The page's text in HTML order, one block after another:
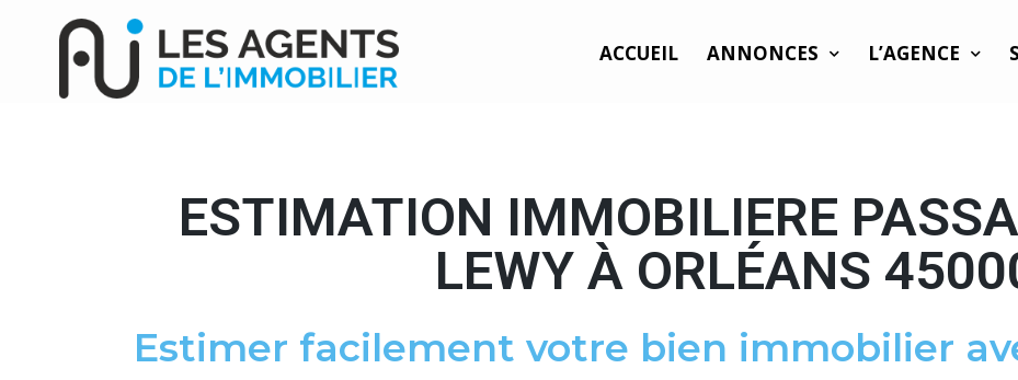
ACCUEIL ANNONCES L’AGENCE
ESTIMATION IMMOBILIERE
LEWY À ORLÉANS
Estimer facilement votre bien immobilier